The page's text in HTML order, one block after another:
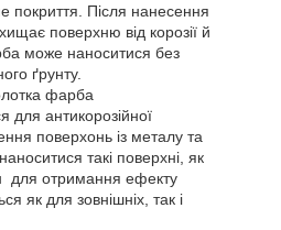
покриття. Після нанесення
поверхню від корозії й
може наноситися без
ґрунту.
фарба
для антикорозійної
поверхонь із металу та
такі поверхні, як
для отримання ефекту
як для зовнішніх, так і